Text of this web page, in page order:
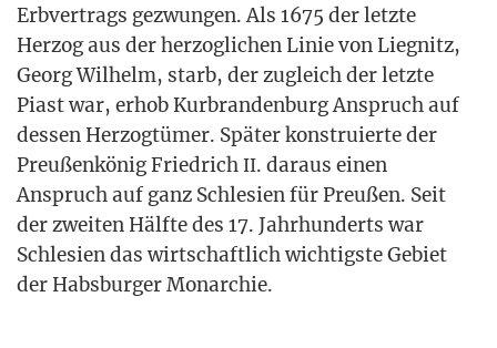
Erb­ver­trags gezwun­gen. Als 1675 der letz­te
Her­zog aus der her­zog­li­chen Linie von Lie­gnitz,
Georg Wil­helm, starb, der zugleich der letz­te
Piast war, erhob Kur­bran­den­burg Anspruch auf
des­sen Her­zog­tü­mer. Spä­ter kon­stru­ier­te der
Preu­ßen­kö­nig Fried­rich II. dar­aus einen
Anspruch auf ganz Schle­si­en für Preu­ßen. Seit
der zwei­ten Hälf­te des 17. Jahr­hun­derts war
Schle­si­en das wirt­schaft­lich wich­tigs­te Gebiet
der Habs­bur­ger Monarchie.